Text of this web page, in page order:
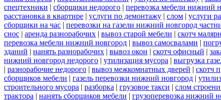
спецтехники | сборщики недорого | перевозка мебели нижний
расстановка в квартире | услуги по демонтажу | слом | услуги
сборщики на час | перевозки на газели нижний новгород
снос | аренда разнорабочих | вывоз старой мебели | скотч
перевозка мебели нижний новгород | вывоз самосвалами |
зданий | нанять разнорабочих | вывоз окон | скотч офисный |
нижний новгород недорого | утилизация мусора | выгрузка
| разнорабочие недорого | вывоз межкомнатных дверей | скотч
сборщиков мебели | газель перевозки нижний новгород |
строительного мусора | разборка | грузовое такси | слом
трактора | нанять сборщиков мебели | грузоперевозка нижний